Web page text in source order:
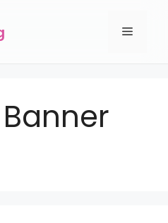
Menu